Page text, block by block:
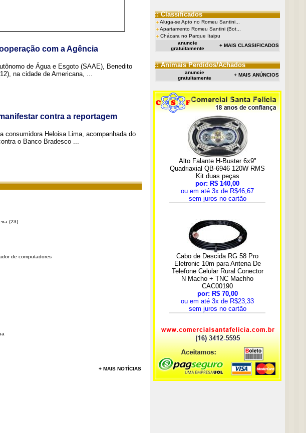
com a Agência
de Água e Esgoto (SAAE), Benedito
na cidade de Americana, ...
contra a reportagem
consumidora Heloisa Lima, acompanhada do
o Banco Bradesco ...
(23)
de computadores
+ MAIS NOTÍCIAS
:: Classificados
Aluga-se Apto no Romeu Santini...
Apartamento Romeu Santini (Bot...
Chácara no Parque Itaipu
anuncie
gratuitamente
+ MAIS CLASSIFICADOS
:: Animais Perdidos/Achados
anuncie
gratuitamente
+ MAIS ANÚNCIOS